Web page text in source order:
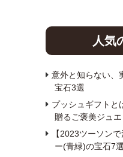
人気
意外と知らない、
宝石3選
プッシュギフトと
贈るご褒美ジュ
【2023ツーソン
ー(青緑)の宝石7選